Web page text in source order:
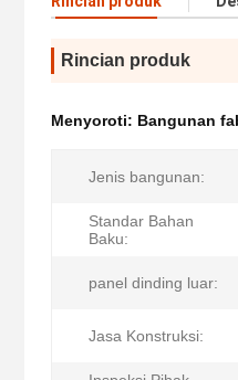
Rincian produk
Menyoroti: Bangunan
Jenis bangunan:
Standar Bahan
Baku:
panel dinding luar:
Jasa Konstruksi: